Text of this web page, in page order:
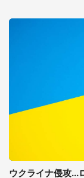
ウクライナ侵攻...